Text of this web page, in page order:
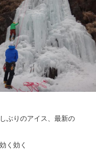
ぶりのアイス、最新の
く効く